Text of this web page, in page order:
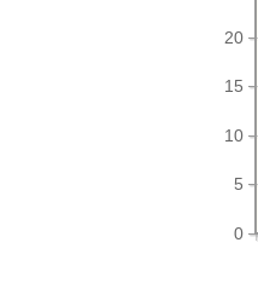
0
5
10
15
20